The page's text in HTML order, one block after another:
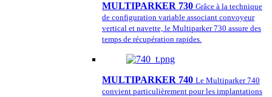
MULTIPARKER 730 Grâce à la technique
de configuration variable associant convoyeur
vertical et navette, le Multiparker 730 assure des
temps de récupération rapides.
MULTIPARKER 740 Le Multiparker 740
convient particulièrement pour les implantations